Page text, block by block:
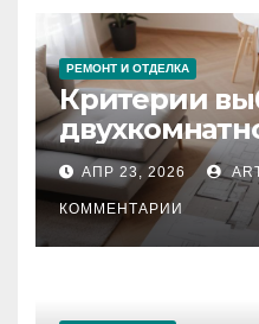
РЕМОНТ И ОТДЕЛКА
Критерии
планировка,
состояние и
АПР 23, 2026
КОММЕНТАРИИ